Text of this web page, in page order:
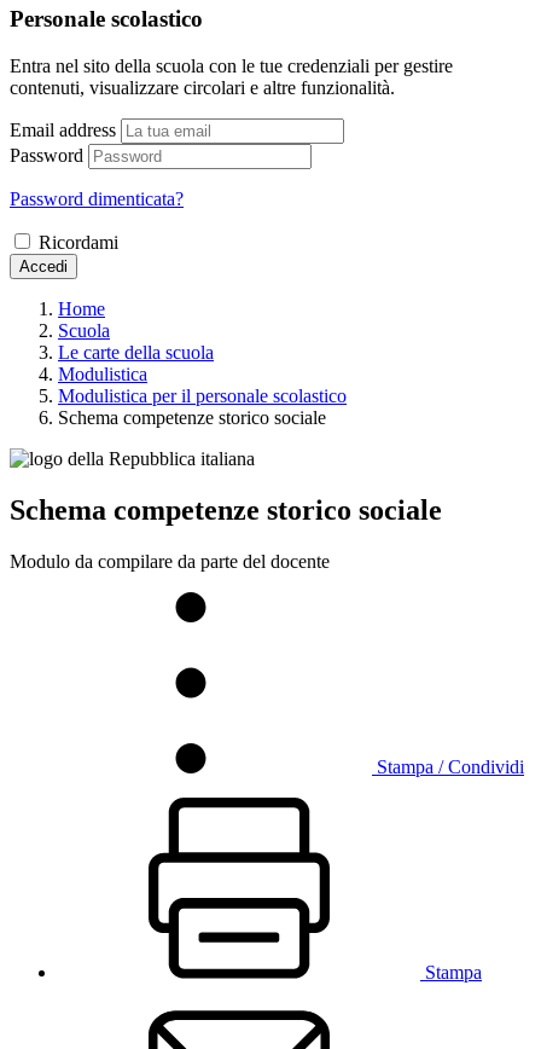
Personale scolastico
Entra nel sito della scuola con le tue credenziali per gestire
contenuti, visualizzare circolari e altre funzionalità.
Email address
Password
Password dimenticata?
Ricordami
Accedi
Home
Scuola
Le carte della scuola
Modulistica
Modulistica per il personale scolastico
Schema competenze storico sociale
Schema competenze storico sociale
Modulo da compilare da parte del docente
Stampa / Condividi
Stampa